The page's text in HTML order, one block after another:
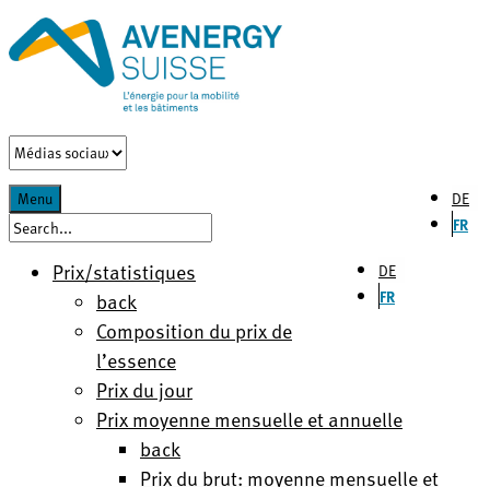
DE
FR
Menu
DE
FR
Prix/statistiques
back
Composition du prix de
l’essence
Prix du jour
Prix moyenne mensuelle et annuelle
back
Prix du brut: moyenne mensuelle et